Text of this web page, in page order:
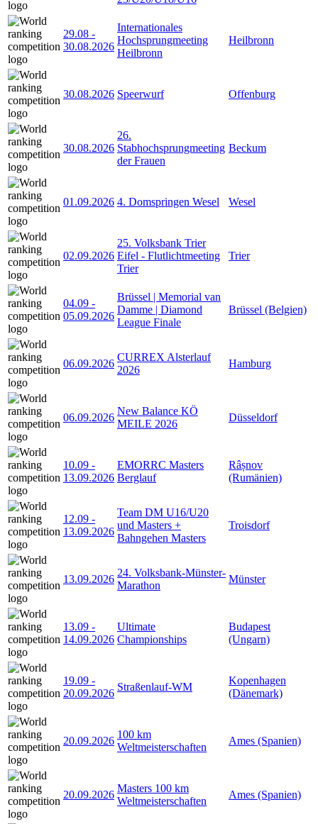
29.08 -
30.08.2026
Internationales
Hochsprungmeeting
Heilbronn
Heilbronn
30.08.2026 Speerwurf Offenburg
30.08.2026
26.
Stabhochsprungmeeting
der Frauen
Beckum
01.09.2026 4. Domspringen Wesel Wesel
02.09.2026
25. Volksbank Trier
Eifel - Flutlichtmeeting
Trier
Trier
04.09 -
05.09.2026
Brüssel | Memorial van
Damme | Diamond
League Finale
Brüssel (Belgien)
06.09.2026
CURREX Alsterlauf
2026
Hamburg
06.09.2026
New Balance KÖ
MEILE 2026
Düsseldorf
10.09 -
13.09.2026
EMORRC Masters
Berglauf
Râșnov
(Rumänien)
12.09 -
13.09.2026
Team DM U16/U20
und Masters +
Bahngehen Masters
Troisdorf
13.09.2026
24. Volksbank-Münster-
Marathon
Münster
13.09 -
14.09.2026
Ultimate
Championships
Budapest
(Ungarn)
19.09 -
20.09.2026
Straßenlauf-WM
Kopenhagen
(Dänemark)
20.09.2026
100 km
Weltmeisterschaften
Ames (Spanien)
20.09.2026
Masters 100 km
Weltmeisterschaften
Ames (Spanien)